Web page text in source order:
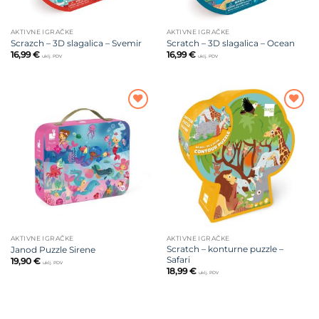
AKTIVNE IGRAČKE
Scrazch – 3D slagalica – Svemir
16,99€ uklj. PDV
AKTIVNE IGRAČKE
Scratch – 3D slagalica – Ocean
16,99€ uklj. PDV
Dodajte
na listu
želja
AKTIVNE IGRAČKE
Janod Puzzle Sirene
19,90 € uklj. PDV
Dodajte
na listu
želja
AKTIVNE IGRAČKE
Scratch – konturne puzzle –
Safari
18,99€ uklj. PDV